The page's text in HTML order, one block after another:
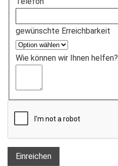
gewünschte Erreichbarkeit
Wie können wir Ihnen helfen?
Einreichen